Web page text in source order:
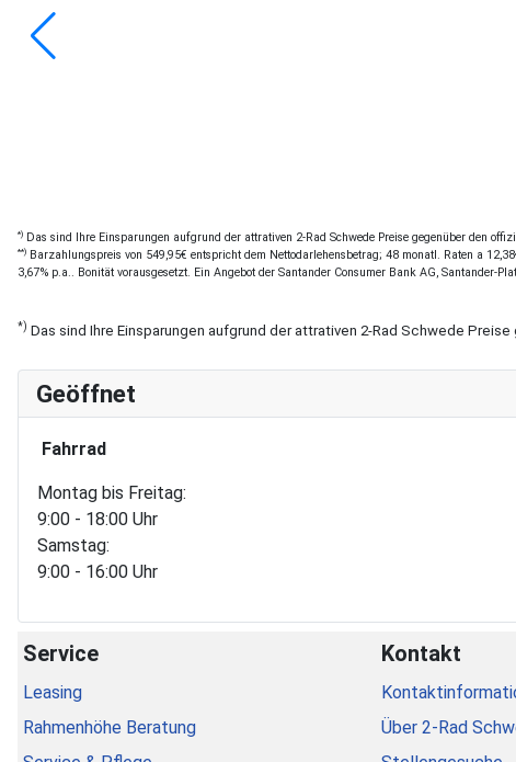
*) Das sind Ihre Einsparungen aufgrund der attrativen 2-Rad Schwede Preise gegenüber den
**) Barzahlungspreis von 549,95€ entspricht dem Nettodarlehensbetrag; 48 monatl. Raten a
3,67% p.a.. Bonität vorausgesetzt. Ein Angebot der Santander Consumer Bank AG,
*) Das sind Ihre Einsparungen aufgrund der attrativen 2-Rad Schwede
Geöffnet
Fahrrad
Montag bis Freitag:
9:00 - 18:00 Uhr
Samstag:
9:00 - 16:00 Uhr
Service
Leasing
Rahmenhöhe Beratung
Kontakt
Über 2-Rad